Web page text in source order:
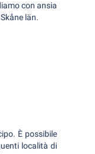
con ansia
län.
È possibile
località di